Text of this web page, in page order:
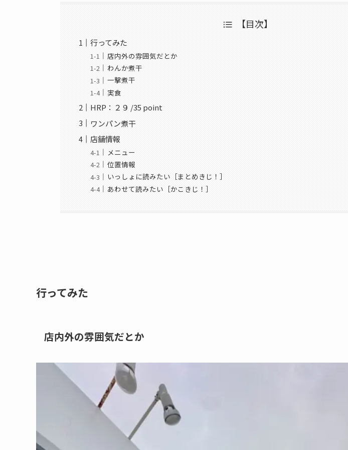
【目次】
行ってみた
店内外の雰囲気だとか
わんか煮干
一撃煮干
実食
HRP：２９ /35 point
ワンパン煮干
店舗情報
メニュー
位置情報
いっしょに読みたい［まとめきじ！］
あわせて読みたい［かこきじ！］
行ってみた
店内外の雰囲気だとか